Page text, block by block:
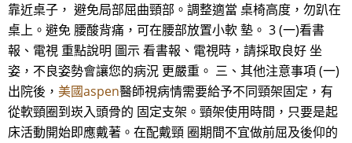
靠近桌子， 避免局部屈曲頸部。調整適當 桌椅高度，勿趴在
桌上。避免 腰酸背痛，可在腰部放置小軟 墊。 3 (一)看書
報、電視 重點說明 圖示 看書報、電視時，請採取良好 坐
姿，不良姿勢會讓您的病況 更嚴重。 三、其他注意事項 (一)
出院後， 美國aspen醫師視病情需要給予不同頸架固定，有
從軟頸圈到崁入頭骨的 固定支架。頸架使用時間，只要是起
床活動開始即應戴著。在配戴頸 圈期間不宜做前屈及後仰的